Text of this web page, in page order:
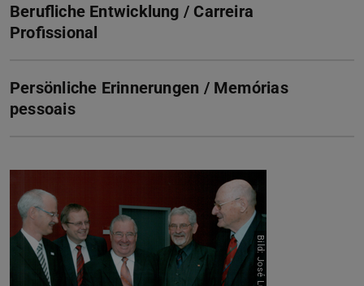
Berufliche Entwicklung / Carreira
Profissional
Persönliche Erinnerungen / Memórias
pessoais